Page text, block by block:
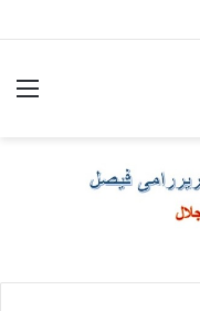
الشقيقة